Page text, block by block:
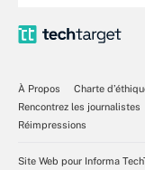
À Propos
Charte
Rencontrez les journalistes
Réimpressions
Site Web pour Informa